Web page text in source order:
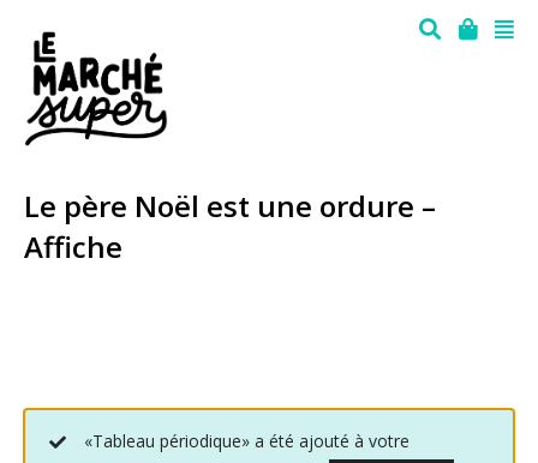
Le père Noël est une ordure –
Affiche
«Tableau périodique» a été ajouté à votre